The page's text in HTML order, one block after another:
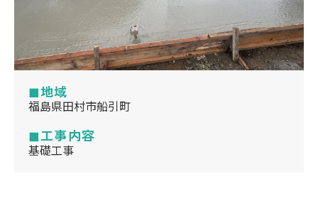
◼︎地域
福島県田村市船引町
◼︎工事内容
基礎工事